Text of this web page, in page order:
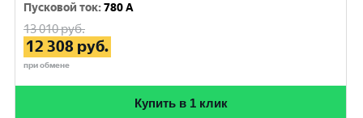
Пусковой ток:780 A
13 010руб.
12 308 руб.
при обмене
Купить в 1 клик